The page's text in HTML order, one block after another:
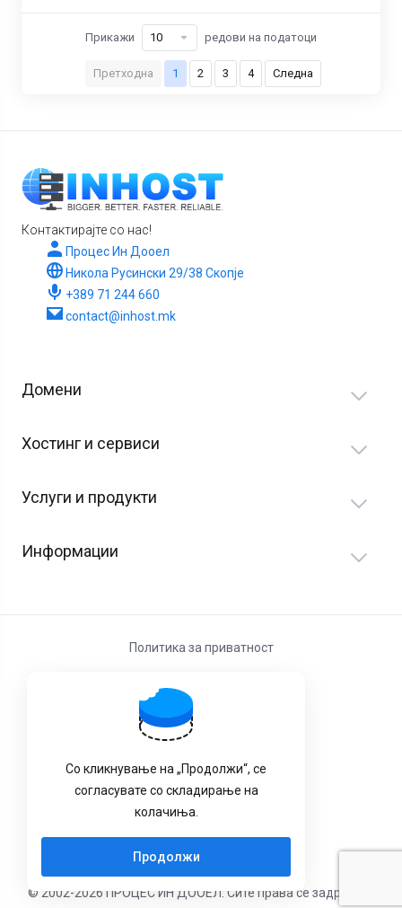
Претходна 1 2 3 4 Следна
Прикажи редови на податоци
Контактирајте со нас!
Процес Ин Дооел
Никола Русински 29/38 Скопје
+389 71 244 660
contact@inhost.mk
Домени
Хостинг и сервиси
Услуги и продукти
Информации
© 2002-2026 ПРОЦЕС ИН ДООЕЛ. Сите права се задржани.
Политика за приватност
Со кликнување на „Продолжи“, се
согласувате со складирање на
колачиња.
Продолжи